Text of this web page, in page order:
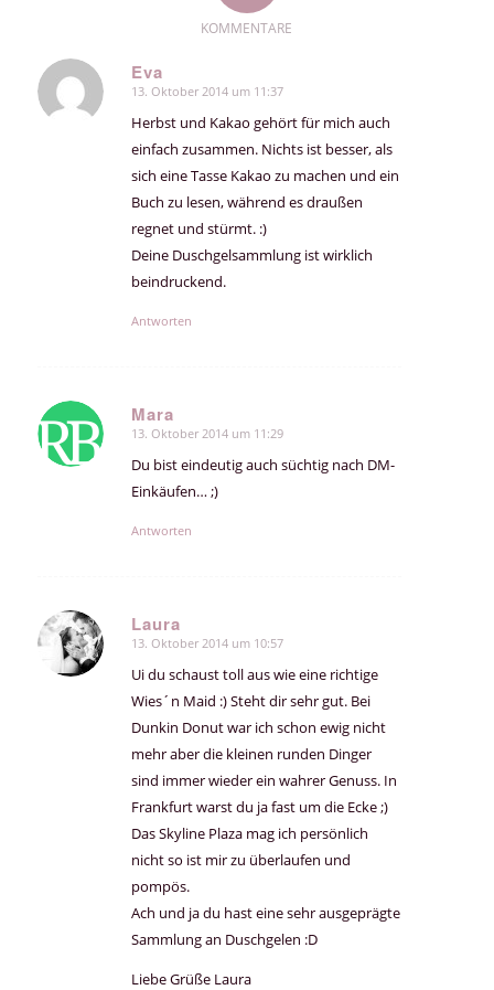
KOMMENTARE
Eva
sagte:
13. Oktober 2014 um 11:37
Herbst und Kakao gehört für mich auch
einfach zusammen. Nichts ist besser, als
sich eine Tasse Kakao zu machen und ein
Buch zu lesen, während es draußen
regnet und stürmt. :)
Deine Duschgelsammlung ist wirklich
beindruckend.
Antworten
Mara
sagte:
13. Oktober 2014 um 11:29
Du bist eindeutig auch süchtig nach DM-
Einkäufen… ;)
Antworten
Laura
sagte:
13. Oktober 2014 um 10:57
Ui du schaust toll aus wie eine richtige
Wies´n Maid :) Steht dir sehr gut. Bei
Dunkin Donut war ich schon ewig nicht
mehr aber die kleinen runden Dinger
sind immer wieder ein wahrer Genuss. In
Frankfurt warst du ja fast um die Ecke ;)
Das Skyline Plaza mag ich persönlich
nicht so ist mir zu überlaufen und
pompös.
Ach und ja du hast eine sehr ausgeprägte
Sammlung an Duschgelen :D
Liebe Grüße Laura